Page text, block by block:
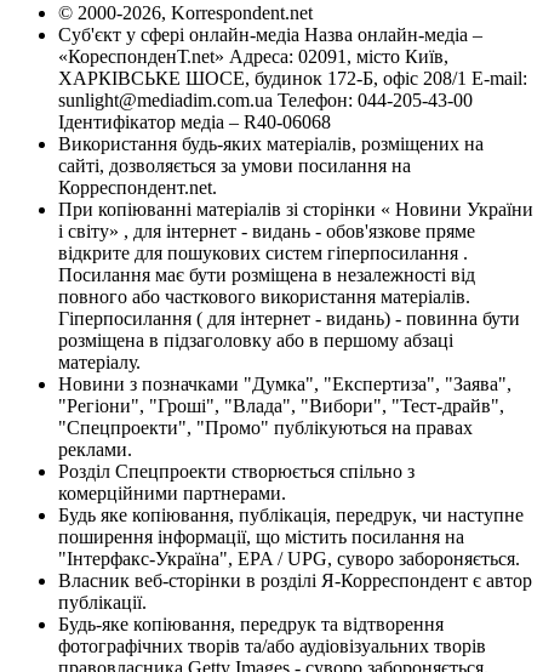
© 2000-2026, Korrespondent.net
Суб'єкт у сфері онлайн-медіа Назва онлайн-медіа –
«КореспонденТ.net» Адреса: 02091, місто Київ,
ХАРКІВСЬКЕ ШОСЕ, будинок 172-Б, офіс 208/1 E-mail:
sunlight@mediadim.com.ua Телефон: 044-205-43-00
Ідентифікатор медіа – R40-06068
Використання будь-яких матеріалів, розміщених на
сайті, дозволяється за умови посилання на
Корреспондент.net.
При копіюванні матеріалів зі сторінки « Новини України
і світу» , для інтернет - видань - обов'язкове пряме
відкрите для пошукових систем гіперпосилання .
Посилання має бути розміщена в незалежності від
повного або часткового використання матеріалів.
Гіперпосилання ( для інтернет - видань) - повинна бути
розміщена в підзаголовку або в першому абзаці
матеріалу.
Новини з позначками "Думка", "Експертиза", "Заява",
"Регіони", "Гроші", "Влада", "Вибори", "Тест-драйв",
"Спецпроекти", "Промо" публікуються на правах
реклами.
Розділ Спецпроекти створюється спільно з
комерційними партнерами.
Будь яке копіювання, публікація, передрук, чи наступне
поширення інформації, що містить посилання на
"Інтерфакс-Україна", EPA / UPG, суворо забороняється.
Власник веб-сторінки в розділі Я-Корреспондент є автор
публікації.
Будь-яке копіювання, передрук та відтворення
фотографічних творів та/або аудіовізуальних творів
правовласника Getty Images - суворо забороняється.